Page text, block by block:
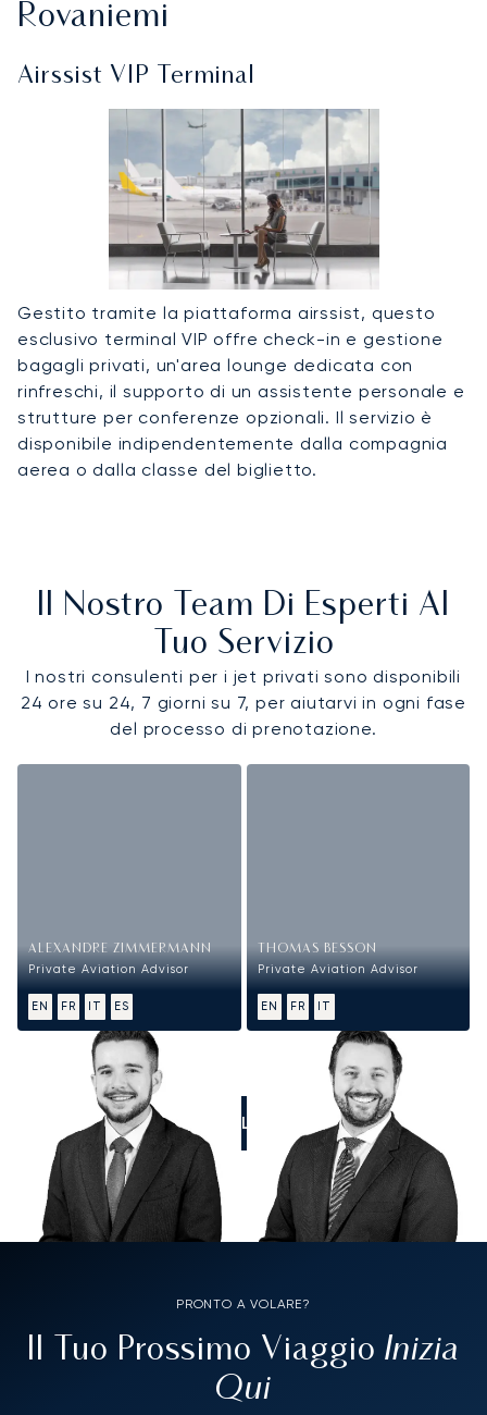
Rovaniemi
Airssist VIP Terminal
Gestito tramite la piattaforma airssist, questo
esclusivo terminal VIP offre check-in e gestione
bagagli privati, un'area lounge dedicata con
rinfreschi, il supporto di un assistente personale e
strutture per conferenze opzionali. Il servizio è
disponibile indipendentemente dalla compagnia
aerea o dalla classe del biglietto.
Il Nostro Team Di Esperti Al
Tuo Servizio
I nostri consulenti per i jet privati sono disponibili
24 ore su 24, 7 giorni su 7, per aiutarvi in ogni fase
del processo di prenotazione.
ALEXANDRE ZIMMERMANN
Private Aviation Advisor
EN FR IT ES
THOMAS BESSON
Private Aviation Advisor
EN FR IT
CALL US
PRONTO A VOLARE?
Il Tuo Prossimo Viaggio Inizia
Qui